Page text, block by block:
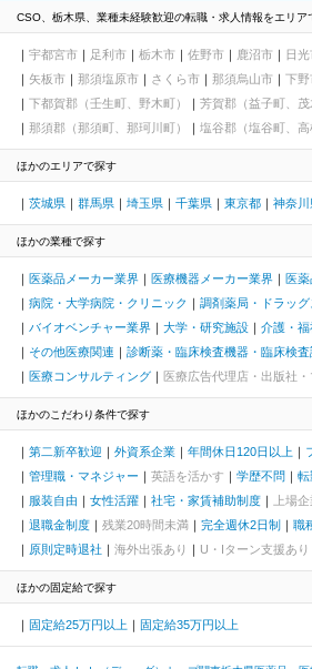
CSO、栃木県、業種未経験歓迎の転職・求人情報をエリア
宇都宮市 足利市 栃木市 佐野市 鹿沼市 日光
矢板市
那須塩原市 さくら市 那須烏山市
下野
下都賀郡（壬生町、野木町）
芳賀郡（益子町、茂
那須郡（那須町、那珂川町）
塩谷郡（塩谷町、高
ほかのエリアで探す
茨城県 群馬県 埼玉県 千葉県 東京都 神奈川
ほかの業種で探す
医薬品メーカー業界 医療機器メーカー業界 医薬
病院・大学病院・クリニック
調剤薬局・ドラッ
バイオベンチャー業界
大学・研究施設
介護・福
その他医療関連
診断薬・臨床検査機器・臨床検
医療コンサルティング
医療広告代理店・出版社
ほかのこだわり条件で探す
第二新卒歓迎 外資系企業 年間休日120日以上
管理職・マネジャー
英語を活かす 学歴不問
転
服装自由
女性活躍 社宅・家賃補助制度 上場
退職金制度
残業20時間未満 完全週休2日制 職
原則定時退社
海外出張あり U・Iターン支援あり
ほかの固定給で探す
固定給25万円以上 固定給35万円以上